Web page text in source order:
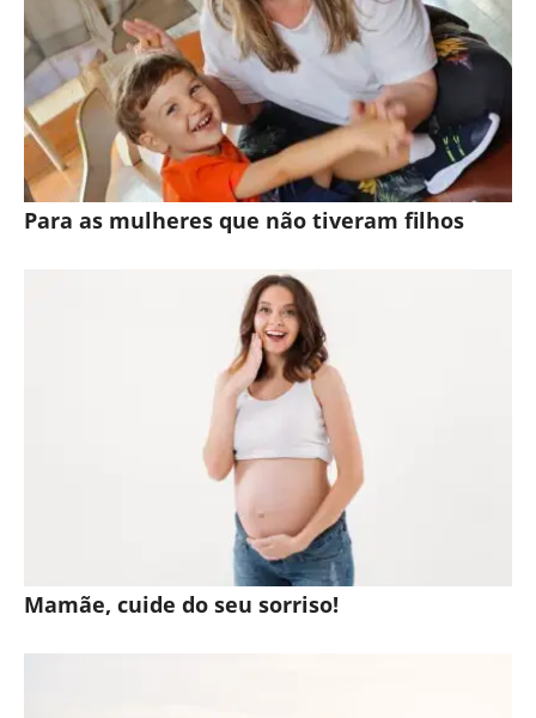
Para as mulheres que não tiveram filhos
Mamãe, cuide do seu sorriso!